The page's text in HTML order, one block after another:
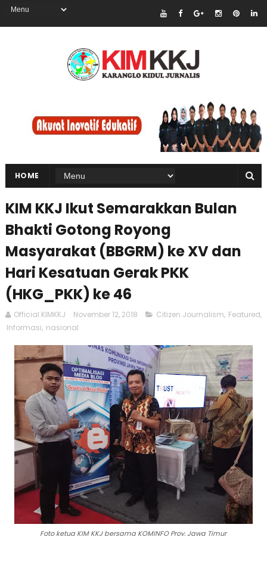
HOME
KIM KKJ Ikut Semarakkan Bulan
Bhakti Gotong Royong
Masyarakat (BBGRM) ke XV dan
Hari Kesatuan Gerak PKK
(HKG_PKK) ke 46
Official KIMKKJ November 12, 2018 Citizen Journalism, Featured,
Informasi, nasional
Foto ketua KIM KKJ bersama KOMINFO Prov. Jawa Timur